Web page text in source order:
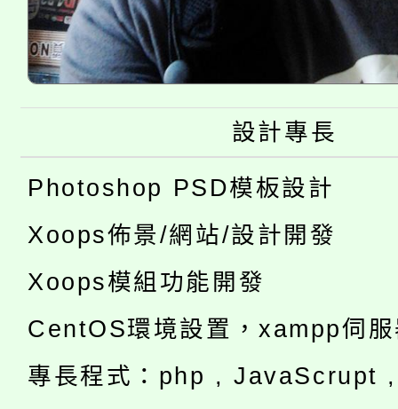
設計專長
Photoshop PSD模板設計
Xoops佈景/網站/設計開發
Xoops模組功能開發
CentOS環境設置，xampp伺
專長程式：php , JavaScrupt